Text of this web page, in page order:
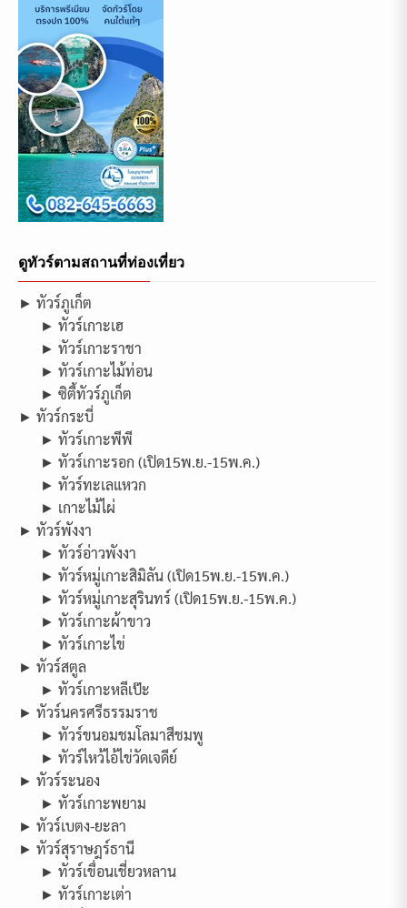
ดูทัวร์ตามสถานที่ท่องเที่ยว
► ทัวร์ภูเก็ต
► ทัวร์เกาะเฮ
► ทัวร์เกาะราชา
► ทัวร์เกาะไม้ท่อน
► ซิตี้ทัวร์ภูเก็ต
► ทัวร์กระบี่
► ทัวร์เกาะพีพี
► ทัวร์เกาะรอก (เปิด15พ.ย.-15พ.ค.)
► ทัวร์ทะเลแหวก
► เกาะไม้ไผ่
► ทัวร์พังงา
► ทัวร์อ่าวพังงา
► ทัวร์หมู่เกาะสิมิลัน (เปิด15พ.ย.-15พ.ค.)
► ทัวร์หมู่เกาะสุรินทร์ (เปิด15พ.ย.-15พ.ค.)
► ทัวร์เกาะผ้าขาว
► ทัวร์เกาะไข่
► ทัวร์สตูล
► ทัวร์เกาะหลีเป๊ะ
► ทัวร์นครศรีธรรมราช
► ทัวร์ขนอมชมโลมาสีชมพู
► ทัวร์ไหว้ไอ้ไข่วัดเจดีย์
► ทัวร์ระนอง
► ทัวร์เกาะพยาม
► ทัวร์เบตง-ยะลา
► ทัวร์สุราษฎร์ธานี
► ทัวร์เขื่อนเชี่ยวหลาน
► ทัวร์เกาะเต่า